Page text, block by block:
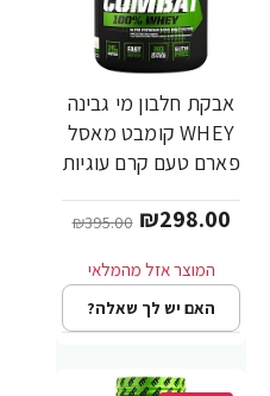
אבקת חלבון מי גבינה
WHEY קומבט מאסל
פארם טעם קרם עוגיות
MusclePharm
₪298.00
₪395.00
האם יש לך שאלה?